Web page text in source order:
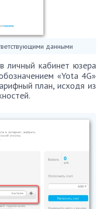
данными
личный кабинет юзера
«Yota 4G»
план, исходя из